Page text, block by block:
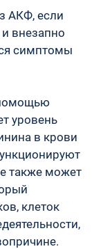
АКФ, если
и внезапно
симптомы
уровень
в крови
также может
клеток